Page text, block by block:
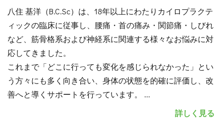
八住 基洋（B.C.Sc）は、18年以上にわたりカイロプラクテ
ィックの臨床に従事し、腰痛・首の痛み・関節痛・しびれ
など、筋骨格系および神経系に関連する様々なお悩みに対
応してきました。
これまで「どこに行っても変化を感じられなかった」とい
う方々にも多く向き合い、身体の状態を的確に評価し、改
善へと導くサポートを行っています。 ...
詳しく見る